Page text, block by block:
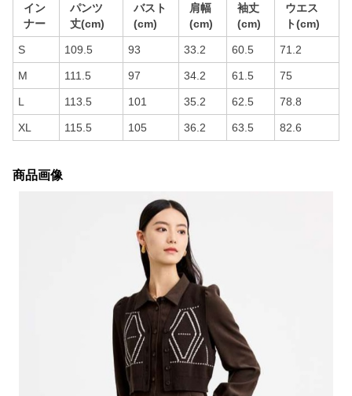
イン
ナー
パンツ
丈(cm)
バスト
(cm)
肩幅
(cm)
袖丈
(cm)
ウエス
ト(cm)
S 109.5 93 33.2 60.5 71.2
M 111.5 97 34.2 61.5 75
L 113.5 101 35.2 62.5 78.8
XL 115.5 105 36.2 63.5 82.6
商品画像